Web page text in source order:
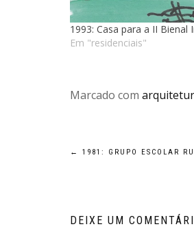
1993: Casa para a II Bienal
Em "residenciais"
Marcado com
Navegação
Post
← 1981: GRUPO ESCOLAR
DEIXE UM